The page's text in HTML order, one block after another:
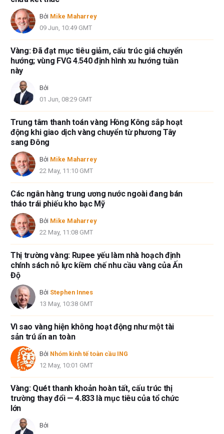
Bởi Mike Maharrey
09 Jun, 10:49 GMT
Vàng: Đã đạt mục tiêu giảm, cấu trúc giá chuyển
hướng; vùng FVG 4.540 định hình xu hướng tuần
này
Bởi
01 Jun, 08:29 GMT
Trung tâm thanh toán vàng Hồng Kông sắp hoạt
động khi giao dịch vàng chuyển từ phương Tây
sang Đông
Bởi Mike Maharrey
22 May, 11:10 GMT
Các ngân hàng trung ương nước ngoài đang bán
tháo trái phiếu kho bạc Mỹ
Bởi Mike Maharrey
22 May, 11:08 GMT
Thị trường vàng: Rupee yếu làm nhà hoạch định
chính sách nỗ lực kiềm chế nhu cầu vàng của Ấn
Độ
Bởi Stephen Innes
13 May, 10:38 GMT
Vì sao vàng hiện không hoạt động như một tài
sản trú ẩn an toàn
Bởi Nhóm kinh tế toàn cầu ING
12 May, 10:01 GMT
Vàng: Quét thanh khoản hoàn tất, cấu trúc thị
trường thay đổi — 4.833 là mục tiêu của tổ chức
lớn
Bởi